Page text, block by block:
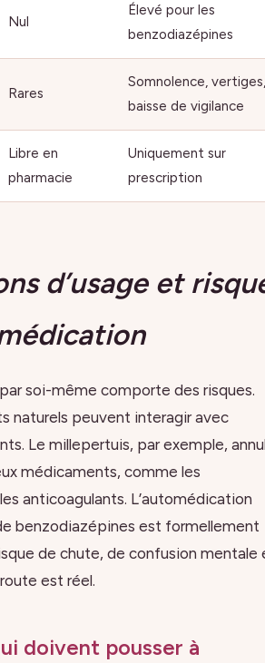
Nul
Élevé pour les
benzodiazépines
Rares
Somnolence, vertiges,
baisse de vigilance
Libre en
pharmacie
Uniquement sur
prescription
d’usage et
soi-même comporte des risques.
naturels peuvent interagir avec
Le millepertuis, par exemple,
médicaments, comme les
anticoagulants. L’automédication
benzodiazépines est formellement
de chute, de confusion mentale
est réel.
doivent pousser à